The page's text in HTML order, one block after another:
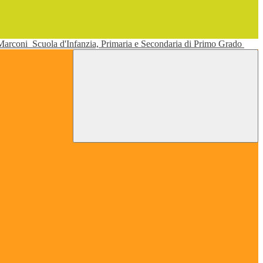
Scuola d'Infanzia, Primaria e Secondaria di Primo Grado